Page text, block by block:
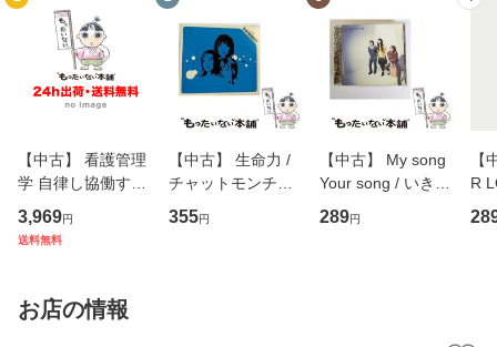
【中古】 看護管理
学 自律し協働する
専門職の看護マネ
ジメントスキル 改
恵 藤本幸三 / 南江
堂 [単行
3,969円
送料無料
【中古】 生命力 /
チャットモンチー /
キューンレコード
[CD]【メール便送
355円
【中古】 My song
Your song / いきも
のがかり / [CD]
【メール便送料無
289円
【
R
産
お店の情報